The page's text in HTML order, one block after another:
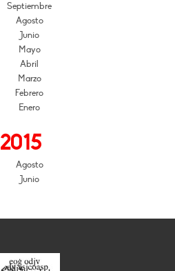
Septiembre
Agosto
Junio
Mayo
Abril
Marzo
Febrero
Enero
2015
Agosto
Junio